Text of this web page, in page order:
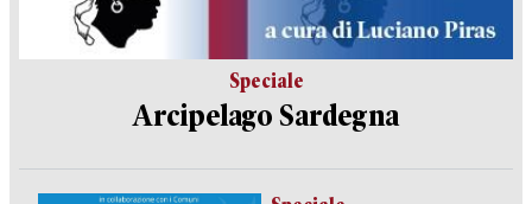
Speciale
Arcipelago Sardegna